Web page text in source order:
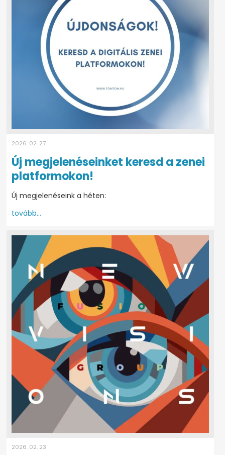
2026. 02. 27
Új megjelenéseinket keresd a zenei
platformokon!
Új megjelenéseink a héten:
tovább...
2026. 02. 23